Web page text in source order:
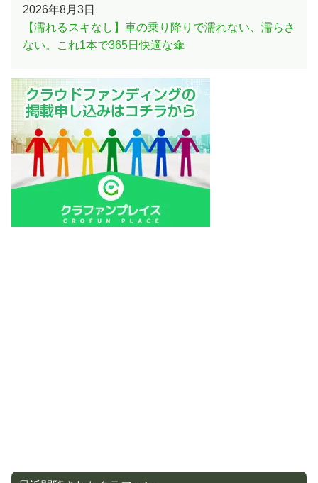
2026年8月3日
【濡れるスキなし】車の乗り降りで濡れない、濡らさ
ない。これ1本で365日快適な傘